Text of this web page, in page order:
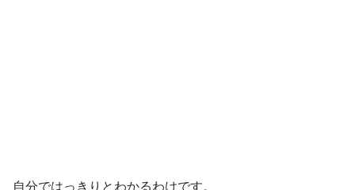
自分ではっきりとわかるわけです。